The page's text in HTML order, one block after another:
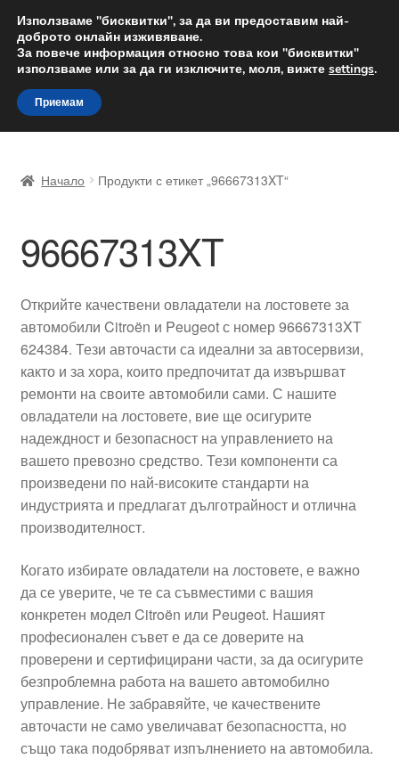
ДОСТАВКА от 12 лв.
Доставка по целия свят
Skip
to
navigation
Skip
to
content
Доставка по целия свят
Жалби
Количка
Контакт
Моята сметка
Плащанията
Политика за поверителност
Правила и условия
Процедура за рекламации
Разгледайте
Транспорт
Начало Продукти с етикет „96667313XT“
96667313XT
Открийте качествени овладатели на лостовете за
автомобили Citroën и Peugeot с номер 96667313XT
624384. Тези авточасти са идеални за автосервизи,
както и за хора, които предпочитат да извършват
ремонти на своите автомобили сами. С нашите
овладатели на лостовете, вие ще осигурите
надеждност и безопасност на управлението на
вашето превозно средство. Тези компоненти са
произведени по най-високите стандарти на
индустрията и предлагат дълготрайност и отлична
производителност.
Когато избирате овладатели на лостовете, е важно
да се уверите, че те са съвместими с вашия
конкретен модел Citroën или Peugeot. Нашият
професионален съвет е да се доверите на
проверени и сертифицирани части, за да осигурите
безпроблемна работа на вашето автомобилно
управление. Не забравяйте, че качествените
авточасти не само увеличават безопасността, но
също така подобряват изпълнението на автомобила.
Използваме "бисквитки", за да ви предоставим най-
доброто онлайн изживяване.
За повече информация относно това кои "бисквитки"
използваме или за да ги изключите, моля, вижте settings.
Приемам